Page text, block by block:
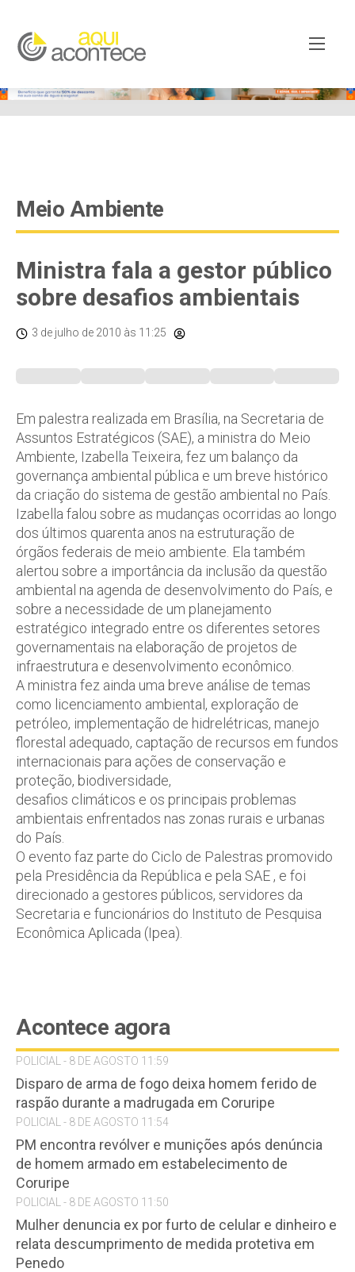
Xy8lpYSLnxw-AX8 google-site-verification:
googleb82de9a22cec23e8.html
Meio Ambiente
Ministra fala a gestor público
sobre desafios ambientais
3 de julho de 2010 às 11:25
Em palestra realizada em Brasília, na Secretaria de
Assuntos Estratégicos (SAE), a ministra do Meio
Ambiente, Izabella Teixeira, fez um balanço da
governança ambiental pública e um breve histórico
da criação do sistema de gestão ambiental no País.
Izabella falou sobre as mudanças ocorridas ao longo
dos últimos quarenta anos na estruturação de
órgãos federais de meio ambiente. Ela também
alertou sobre a importância da inclusão da questão
ambiental na agenda de desenvolvimento do País, e
sobre a necessidade de um planejamento
estratégico integrado entre os diferentes setores
governamentais na elaboração de projetos de
infraestrutura e desenvolvimento econômico.
A ministra fez ainda uma breve análise de temas
como licenciamento ambiental, exploração de
petróleo, implementação de hidrelétricas, manejo
florestal adequado, captação de recursos em fundos
internacionais para ações de conservação e
proteção, biodiversidade,
desafios climáticos e os principais problemas
ambientais enfrentados nas zonas rurais e urbanas
do País.
O evento faz parte do Ciclo de Palestras promovido
pela Presidência da República e pela SAE , e foi
direcionado a gestores públicos, servidores da
Secretaria e funcionários do Instituto de Pesquisa
Econômica Aplicada (Ipea).
Acontece agora
POLICIAL - 8 DE AGOSTO 11:59
Disparo de arma de fogo deixa homem ferido de
raspão durante a madrugada em Coruripe
POLICIAL - 8 DE AGOSTO 11:54
PM encontra revólver e munições após denúncia
de homem armado em estabelecimento de
Coruripe
POLICIAL - 8 DE AGOSTO 11:50
Mulher denuncia ex por furto de celular e dinheiro e
relata descumprimento de medida protetiva em
Penedo